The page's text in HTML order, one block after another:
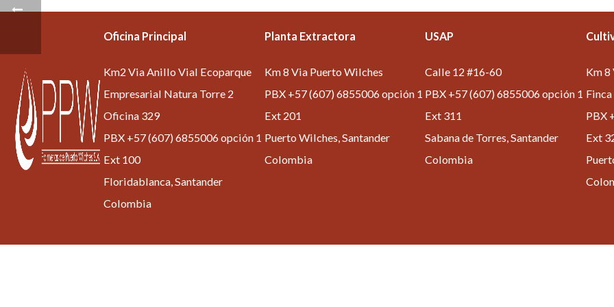
Oficina Principal
Km2 Via Anillo Vial Ecoparque
Empresarial Natura Torre 2
Oficina 329
PBX +57 (607) 6855006 opción 1
Ext 100
Floridablanca, Santander
Colombia
Planta Extractora
Km 8 Via Puerto Wilches
PBX +57 (607) 6855006 opción 1
Ext 201
Puerto Wilches, Santander
Colombia
USAP
Calle 12 #16-60
PBX +57 (607) 6855006 opción 1
Ext 311
Sabana de Torres, Santander
Colombia
Km 8
PBX
Ext